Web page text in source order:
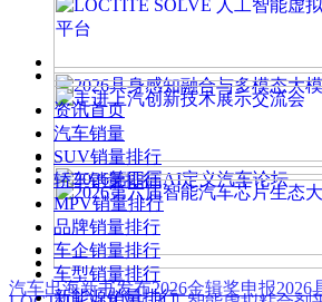
汽车出海新书发布2026金辑奖申报2026
资讯首页
汽车销量
SUV销量排行
轿车销量排行
MPV销量排行
品牌销量排行
车企销量排行
车型销量排行
新能源销量排行